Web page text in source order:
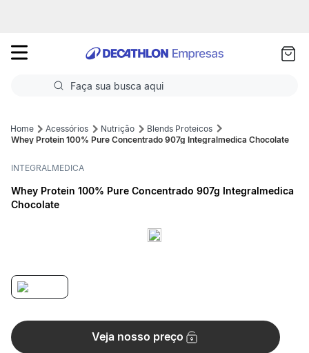
Faça sua busca aqui
3ºCorrida
Acessórios Nutrição
Blends Proteicos
Whey Protein 100% Pure Concentrado 907g Integralmedica Chocolate
INTEGRALMEDICA
Whey Protein 100% Pure Concentrado 907g Integralmedica
Chocolate
Veja nosso preço